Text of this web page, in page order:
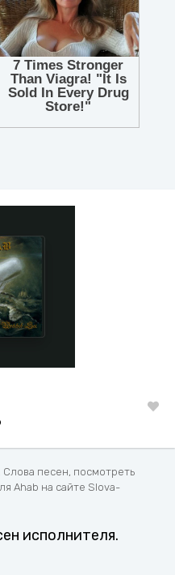
песен, посмотреть
Ahab на сайте Slova-
исполнителя.